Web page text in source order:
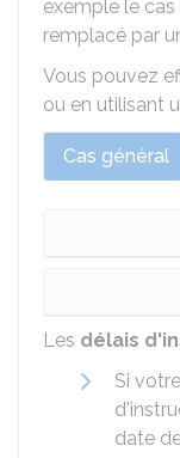
exemple le
remplacé par
Vous pouvez
ou en utilisant
Cas général
Les délais
Si
date